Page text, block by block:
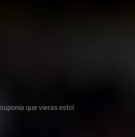
que vieras esto!